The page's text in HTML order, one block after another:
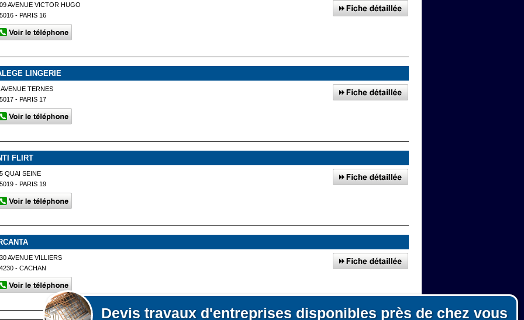
Devis travaux d'entreprises disponibles près de chez vous
AVENUE VICTOR HUGO
- PARIS 16
LINGERIE
AVENUE TERNES
- PARIS 17
FLIRT
QUAI SEINE
- PARIS 19
AVENUE VILLIERS
- CACHAN